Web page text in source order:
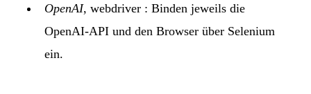
OpenAI, webdriver : Binden jeweils die
OpenAI-API und den Browser über Selenium
ein.